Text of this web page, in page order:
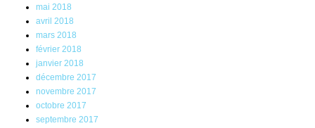
mai 2018
avril 2018
mars 2018
février 2018
janvier 2018
décembre 2017
novembre 2017
octobre 2017
septembre 2017